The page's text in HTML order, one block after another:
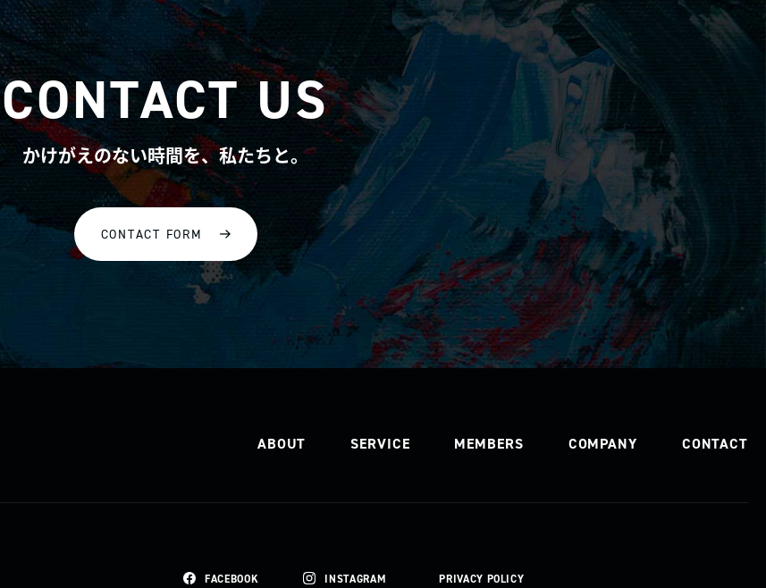
CONTACT US
かけがえのない時間を、私たちと。
CONTACT FORM
ABOUT SERVICE MEMBERS COMPANY CONTACT
FACEBOOK INSTAGRAM PRIVACY POLICY